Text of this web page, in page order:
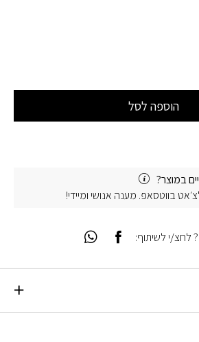
הוספה לסל
במוצר?
בווטסאפ. מענה אנושי ומיידי!
י לשיתוף: